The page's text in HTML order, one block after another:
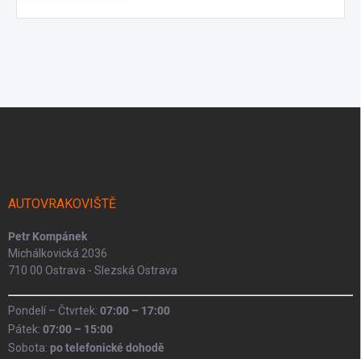
AUTOVRAKOVIŠTĚ
Petr Kompánek
Michálkovická 2036
710 00 Ostrava - Slezská Ostrava
Pondelí – Čtvrtek: 07:00 – 17:00
Pátek: 07:00 – 15:00
Sobota: po telefonické dohodě